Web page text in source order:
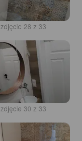
zdjęcie 28 z 33
zdjęcie 30 z 33